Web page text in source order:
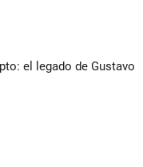
el legado de Gustavo